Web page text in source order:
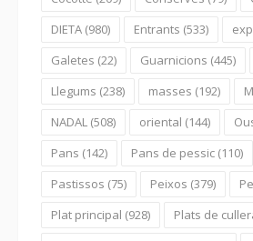
DIETA (980) Entrants (533)
Galetes (22) Guarnicions (445)
Llegums (238) masses (192)
NADAL (508) oriental (144)
Pans (142) Pans de pessic (110)
Pastissos (75) Peixos (379)
Plat principal (928) Plats de